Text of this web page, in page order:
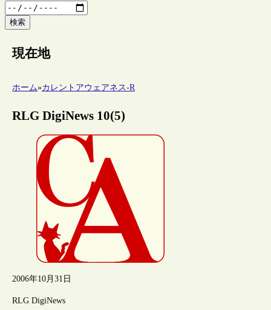
検索
現在地
ホーム»カレントアウェアネス-R
RLG DigiNews 10(5)
2006年10月31日
RLG DigiNews